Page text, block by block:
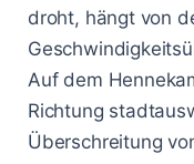
droht, hängt von
Auf dem
Richtung
Überschreitung